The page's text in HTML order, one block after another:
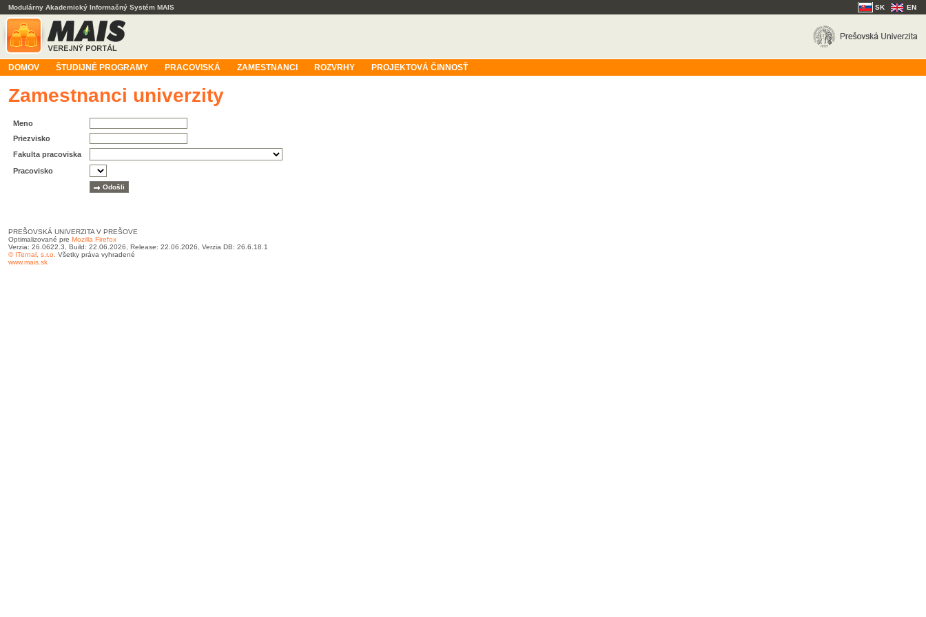
Modulárny Akademický Informačný Systém MAIS SK EN
DOMOV ŠTUDIJNÉ PROGRAMY PRACOVISKÁ ZAMESTNANCI ROZVRHY PROJEKTOVÁ ČINNOSŤ
Zamestnanci univerzity
Meno
Priezvisko
Fakulta pracoviska
Pracovisko
PREŠOVSKÁ UNIVERZITA V PREŠOVE
Optimalizované pre Mozilla Firefox
Verzia: 26.0622.3, Build: 22.06.2026, Release: 22.06.2026, Verzia DB: 26.6.18.1
© ITernal, s.r.o. Všetky práva vyhradené
www.mais.sk